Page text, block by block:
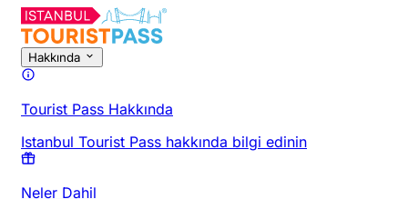
Hakkında
Tourist Pass Hakkında
Istanbul Tourist Pass hakkında bilgi edinin
Neler Dahil